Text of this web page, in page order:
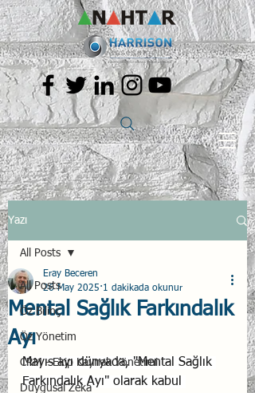
Yazı
All Posts
Öz Bilinç
Öz Yönetim
CRM - Ekip Kaynak Yönetimi
Duygusal Zeka
All Posts
Mental Sağlık Farkındalık
Ayı
Eray Beceren
26 May 2025 1 dakikada okunur
Mayıs ayı dünyada, "Mental Sağlık
Farkındalık Ayı" olarak kabul